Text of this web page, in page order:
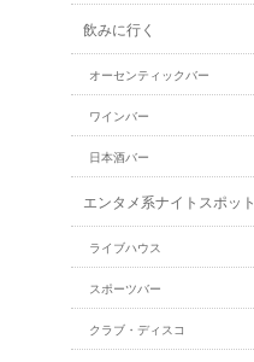
飲みに行く
オーセンティックバー
ワインバー
日本酒バー
エンタメ系ナイトスポット
ライブハウス
スポーツバー
クラブ・ディスコ